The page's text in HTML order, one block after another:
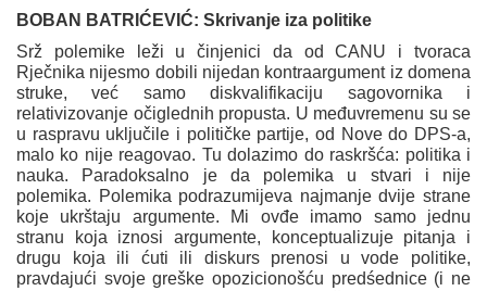
BOBAN BATRIĆEVIĆ: Skrivanje iza politike
Srž polemike leži u činjenici da od CANU i tvoraca
Rječnika nijesmo dobili nijedan kontraargument iz domena
struke, već samo diskvalifikaciju sagovornika i
relativizovanje očiglednih propusta. U međuvremenu su se
u raspravu uključile i političke partije, od Nove do DPS-a,
malo ko nije reagovao. Tu dolazimo do raskršća: politika i
nauka. Paradoksalno je da polemika u stvari i nije
polemika. Polemika podrazumijeva najmanje dvije strane
koje ukrštaju argumente. Mi ovđe imamo samo jednu
stranu koja iznosi argumente, konceptualizuje pitanja i
drugu koja ili ćuti ili diskurs prenosi u vode politike,
pravdajući svoje greške opozicionošću predśednice (i ne